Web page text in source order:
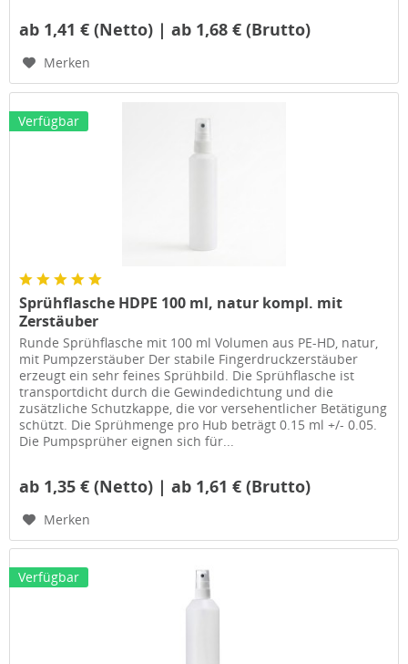
ab 1,41 € (Netto) | ab 1,68 € (Brutto)
Merken
Verfügbar
Sprühflasche HDPE 100 ml, natur kompl. mit
Zerstäuber
Runde Sprühflasche mit 100 ml Volumen aus PE-HD, natur,
mit Pumpzerstäuber Der stabile Fingerdruckzerstäuber
erzeugt ein sehr feines Sprühbild. Die Sprühflasche ist
transportdicht durch die Gewindedichtung und die
zusätzliche Schutzkappe, die vor versehentlicher Betätigung
schützt. Die Sprühmenge pro Hub beträgt 0.15 ml +/- 0.05.
Die Pumpsprüher eignen sich für...
ab 1,35 € (Netto) | ab 1,61 € (Brutto)
Merken
Verfügbar